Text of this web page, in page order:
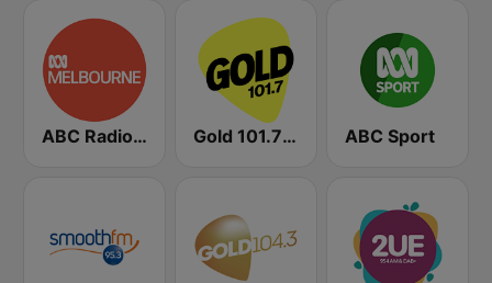
ABC Radio Melbourne Gold 101.7 FM ABC Sport